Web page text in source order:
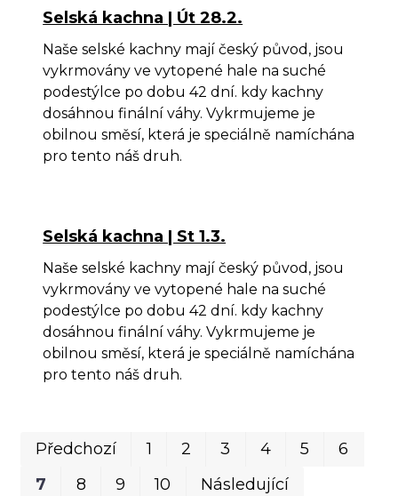
Selská kachna | Út 28.2.
Naše selské kachny mají český původ, jsou
vykrmovány ve vytopené hale na suché
podestýlce po dobu 42 dní. kdy kachny
dosáhnou finální váhy. Vykrmujeme je
obilnou směsí, která je speciálně namíchána
pro tento náš druh.
Selská kachna | St 1.3.
Naše selské kachny mají český původ, jsou
vykrmovány ve vytopené hale na suché
podestýlce po dobu 42 dní. kdy kachny
dosáhnou finální váhy. Vykrmujeme je
obilnou směsí, která je speciálně namíchána
pro tento náš druh.
Předchozí 1 2 3 4 5
6
7
8 9 10 Následující